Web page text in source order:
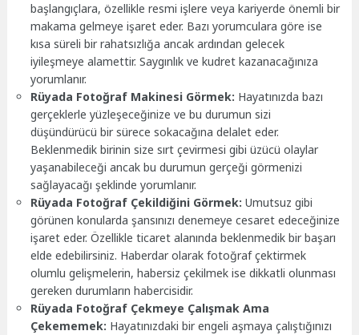
başlangıçlara, özellikle resmi işlere veya kariyerde önemli bir
makama gelmeye işaret eder. Bazı yorumculara göre ise
kısa süreli bir rahatsızlığa ancak ardından gelecek
iyileşmeye alamettir. Saygınlık ve kudret kazanacağınıza
yorumlanır.
Rüyada Fotoğraf Makinesi Görmek: Hayatınızda bazı
gerçeklerle yüzleşeceğinize ve bu durumun sizi
düşündürücü bir sürece sokacağına delalet eder.
Beklenmedik birinin size sırt çevirmesi gibi üzücü olaylar
yaşanabileceği ancak bu durumun gerçeği görmenizi
sağlayacağı şeklinde yorumlanır.
Rüyada Fotoğraf Çekildiğini Görmek: Umutsuz gibi
görünen konularda şansınızı denemeye cesaret edeceğinize
işaret eder. Özellikle ticaret alanında beklenmedik bir başarı
elde edebilirsiniz. Haberdar olarak fotoğraf çektirmek
olumlu gelişmelerin, habersiz çekilmek ise dikkatli olunması
gereken durumların habercisidir.
Rüyada Fotoğraf Çekmeye Çalışmak Ama
Çekememek: Hayatınızdaki bir engeli aşmaya çalıştığınızı